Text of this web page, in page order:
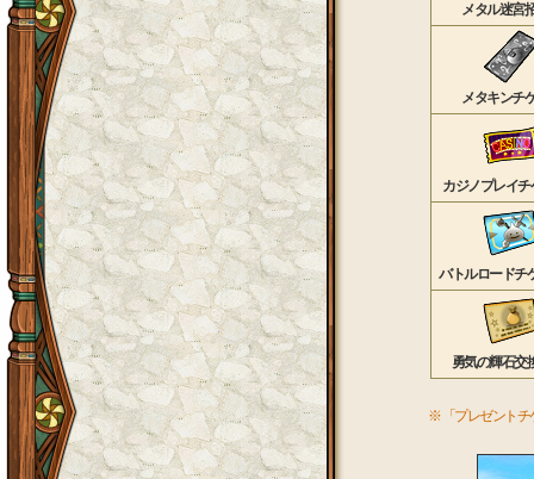
メタル迷宮
メタキンチ
カジノプレイチ
バトルロードチ
勇気の輝石交
※ 「プレゼントチ